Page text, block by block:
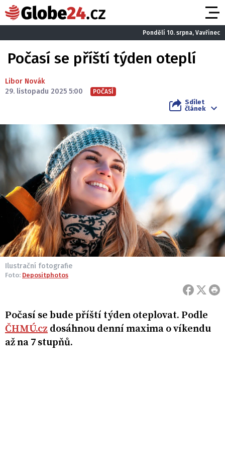
Pondělí 10. srpna, Vavřinec
Počasí se příští týden oteplí
Libor Novák
29. listopadu 2025 5:00
POČASÍ
Sdílet
článek
Ilustrační fotografie
Foto: Depositphotos
Počasí se bude příští týden oteplovat. Podle
ČHMÚ.cz dosáhnou denní maxima o víkendu
až na 7 stupňů.